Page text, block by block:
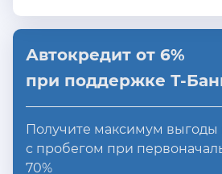
Автокредит от 6%
при поддержке Т-
Получите максимум выгоды
с пробегом при
70%